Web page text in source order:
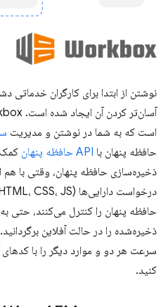
است که به شما در نوشتن و مدیریت
حافظه پنهان با API حافظه پنهان
ذخیره‌سازی حافظه پنهان، وقتی با هم
حافظه پنهان را کنترل می‌کنند، حتی
سرعت هر دو و موارد دیگر را با کدهای
کنید.